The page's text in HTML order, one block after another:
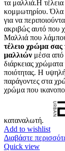
τα μαλλιά.Η τέλεια
κομμωτηρίου. Όλα
για να
ακριβώς αυτό που
Μαλλιά που
τέλειο χρώμα σας
μαλλιών μέσα από
διάρκειας
ποιότητας. Η υψηλή
παράγοντες στα
χρώμα που
καταναλωτή.
Add to wishlist
Διαβάστε
Quick view